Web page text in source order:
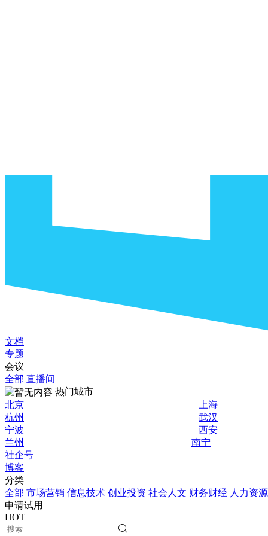
文档
专题
会议
全部 直播间
热门城市
北京
上海
杭州
武汉
宁波
西安
兰州
南宁
社企号
博客
分类
全部 市场营销 信息技术 创业投资 社会人文 财务财经 人力资源
申请试用
HOT